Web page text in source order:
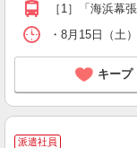
［1］「海浜幕
・8月15日（土
キープ
派遣社員